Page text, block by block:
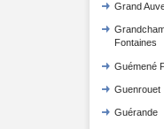
Grand
Fontaines
Guémené
Guenrouet
Guérande